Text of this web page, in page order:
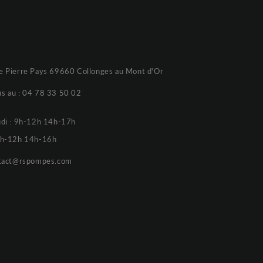
Pierre Pays 69660 Collonges au Mont d'Or
au :04 78 33 50 02
: 9h-12h 14h-17h
12h 14h-16h